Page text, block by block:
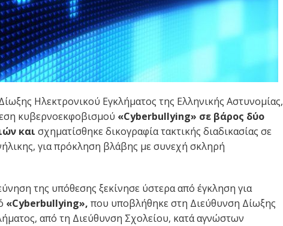
Ηλεκτρονικού Εγκλήματος της Ελληνικής Αστυνομίας,
κυβερνοεκφοβισμού «Cyberbullying» σε βάρος δύο
και σχηματίσθηκε δικογραφία τακτικής διαδικασίας σε
για πρόκληση βλάβης με συνεχή σκληρή
της υπόθεσης ξεκίνησε ύστερα από έγκληση για
«Cyberbullying», που υποβλήθηκε στη Διεύθυνση Δίωξης
από τη Διεύθυνση Σχολείου, κατά αγνώστων